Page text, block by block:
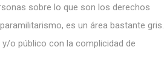
sobre lo que son los derechos
es un área bastante gris.
o público con la complicidad de